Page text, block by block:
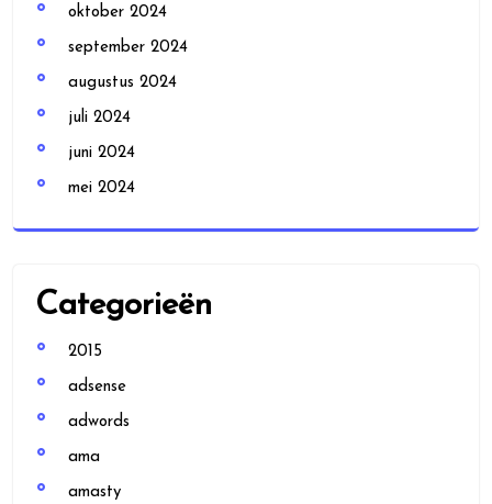
oktober 2024
september 2024
augustus 2024
juli 2024
juni 2024
mei 2024
Categorieën
2015
adsense
adwords
ama
amasty